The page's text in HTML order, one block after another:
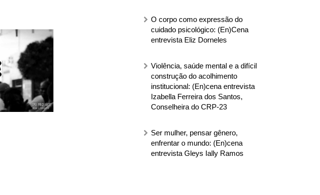
O corpo como expressão do
cuidado psicológico: (En)Cena
entrevista Eliz Dorneles
Violência, saúde mental e a difícil
construção do acolhimento
institucional: (En)cena entrevista
Izabella Ferreira dos Santos,
Conselheira do CRP-23
Ser mulher, pensar gênero,
enfrentar o mundo: (En)cena
entrevista Gleys Ially Ramos